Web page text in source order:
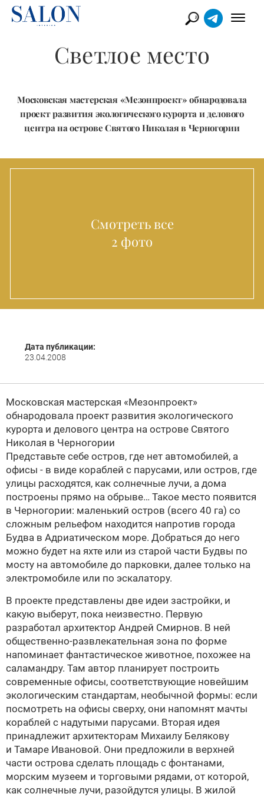
Светлое место
Московская мастерская «Мезонпроект» обнародовала
проект развития экологического курорта и делового
центра на острове Святого Николая в Черногории
Смотреть все
2 фото
Дата публикации:
23.04.2008
Московская мастерская «Мезонпроект»
обнародовала проект развития экологического
курорта и делового центра на острове Святого
Николая в Черногории
Представьте себе остров, где нет автомобилей, а
офисы - в виде кораблей с парусами, или остров, где
улицы расходятся, как солнечные лучи, а дома
построены прямо на обрыве… Такое место появится
в Черногории: маленький остров (всего 40 га) со
сложным рельефом находится напротив города
Будва в Адриатическом море. Добраться до него
можно будет на яхте или из старой части Будвы по
мосту на автомобиле до парковки, далее только на
электромобиле или по эскалатору.
В проекте представлены две идеи застройки, и
какую выберут, пока неизвестно. Первую
разработал архитектор Андрей Смирнов. В ней
общественно-развлекательная зона по форме
напоминает фантастическое животное, похожее на
саламандру. Там автор планирует построить
современные офисы, соответствующие новейшим
экологическим стандартам, необычной формы: если
посмотреть на офисы сверху, они напомнят мачты
кораблей с надутыми парусами. Вторая идея
принадлежит архитекторам Михаилу Белякову
и Тамаре Ивановой. Они предложили в верхней
части острова сделать площадь с фонтанами,
морским музеем и торговыми рядами, от которой,
как солнечные лучи, разойдутся улицы. В жилой